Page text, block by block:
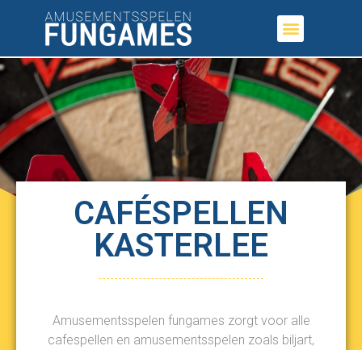
CAFÉSPELLEN
KASTERLEE
Amusementsspelen fungames zorgt voor alle
cafespellen en amusementsspelen zoals biljart,